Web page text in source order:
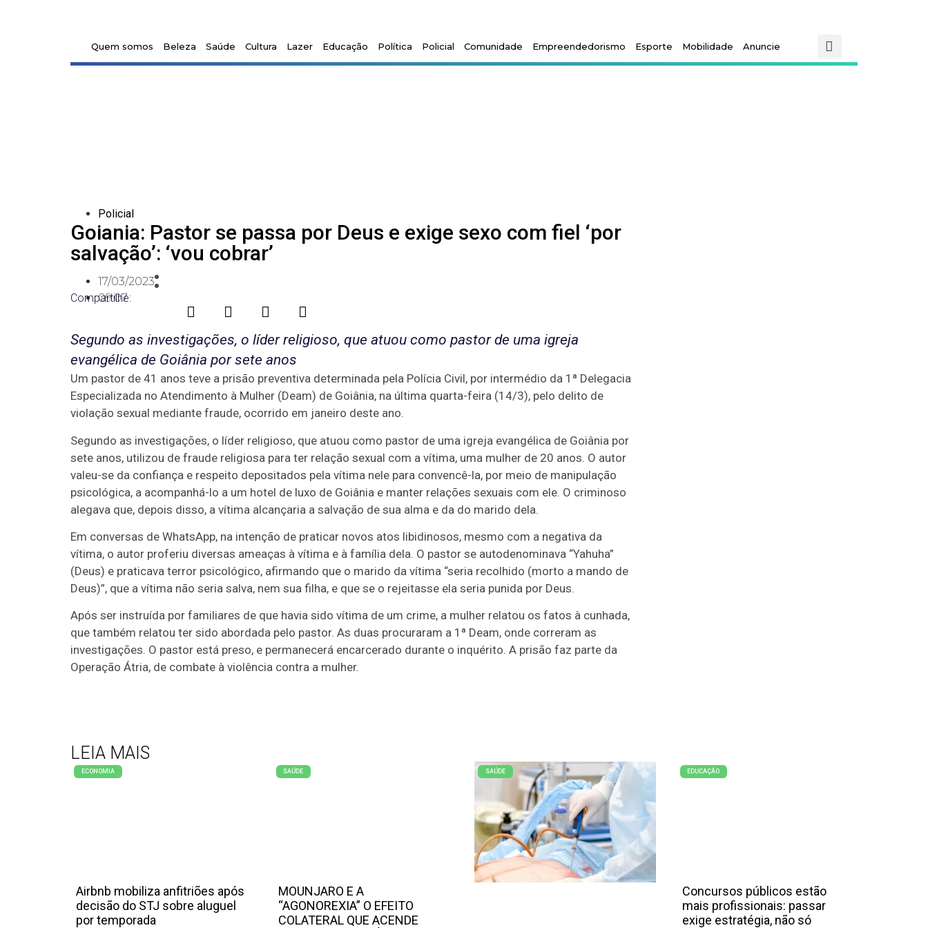
Quem somos Beleza Saúde Cultura Lazer Educação Política Policial Comunidade Empreendedorismo Esporte Mobilidade Anuncie
Policial
Goiania: Pastor se passa por Deus e exige sexo com fiel ‘por
salvação’: ‘vou cobrar’
17/03/2023
09:07
Compartilhe:
Segundo as investigações, o líder religioso, que atuou como pastor de uma igreja
evangélica de Goiânia por sete anos
Um pastor de 41 anos teve a prisão preventiva determinada pela Polícia Civil, por intermédio da 1ª Delegacia
Especializada no Atendimento à Mulher (Deam) de Goiânia, na última quarta-feira (14/3), pelo delito de
violação sexual mediante fraude, ocorrido em janeiro deste ano.
Segundo as investigações, o líder religioso, que atuou como pastor de uma igreja evangélica de Goiânia por
sete anos, utilizou de fraude religiosa para ter relação sexual com a vítima, uma mulher de 20 anos. O autor
valeu-se da confiança e respeito depositados pela vítima nele para convencê-la, por meio de manipulação
psicológica, a acompanhá-lo a um hotel de luxo de Goiânia e manter relações sexuais com ele. O criminoso
alegava que, depois disso, a vítima alcançaria a salvação de sua alma e da do marido dela.
Em conversas de WhatsApp, na intenção de praticar novos atos libidinosos, mesmo com a negativa da
vítima, o autor proferiu diversas ameaças à vítima e à família dela. O pastor se autodenominava “Yahuha”
(Deus) e praticava terror psicológico, afirmando que o marido da vítima “seria recolhido (morto a mando de
Deus)”, que a vítima não seria salva, nem sua filha, e que se o rejeitasse ela seria punida por Deus.
Após ser instruída por familiares de que havia sido vítima de um crime, a mulher relatou os fatos à cunhada,
que também relatou ter sido abordada pelo pastor. As duas procuraram a 1ª Deam, onde correram as
investigações. O pastor está preso, e permanecerá encarcerado durante o inquérito. A prisão faz parte da
Operação Átria, de combate à violência contra a mulher.
LEIA MAIS
ECONOMIA
Airbnb mobiliza anfitriões após
decisão do STJ sobre aluguel
por temporada
SAÚDE
MOUNJARO E A
“AGONOREXIA” O EFEITO
COLATERAL QUE ACENDE
SAÚDE EDUCAÇÃO
Concursos públicos estão
mais profissionais: passar
exige estratégia, não só